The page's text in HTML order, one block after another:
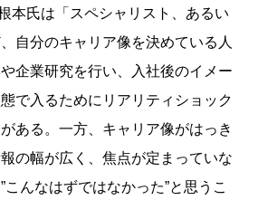
本氏は「スペシャリスト、あるい
自分のキャリア像を決めている人
企業研究を行い、入社後のイメー
で入るためにリアリティショック
ある。一方、キャリア像がはっき
の幅が広く、焦点が定まっていな
こんなはずではなかった”と思うこ